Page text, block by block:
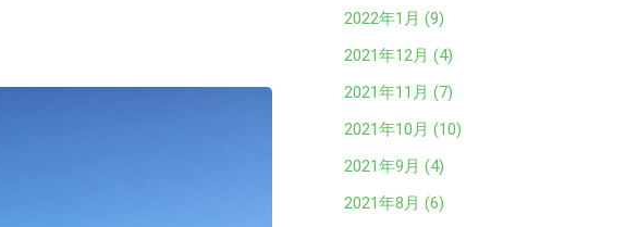
2022年1月 (9)
2021年12月 (4)
2021年11月 (7)
2021年10月 (10)
2021年9月 (4)
2021年8月 (6)